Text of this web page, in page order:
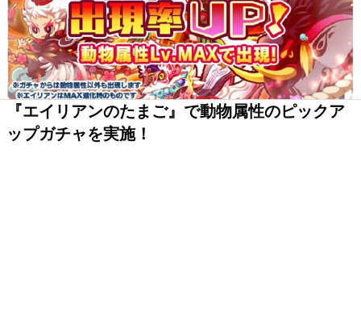
『エイリアンのたまご』で動物属性のピックア
ップガチャを実施！